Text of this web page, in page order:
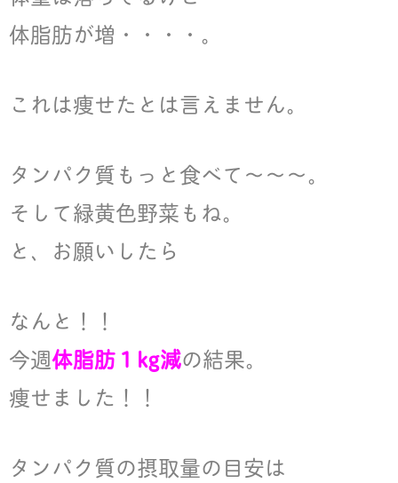
体脂肪が増・・・・。
これは痩せたとは言えません。
タンパク質もっと食べて〜〜〜。
そして緑黄色野菜もね。
と、お願いしたら
なんと！！
今週体脂肪１kg減の結果。
痩せました！！
タンパク質の摂取量の目安は